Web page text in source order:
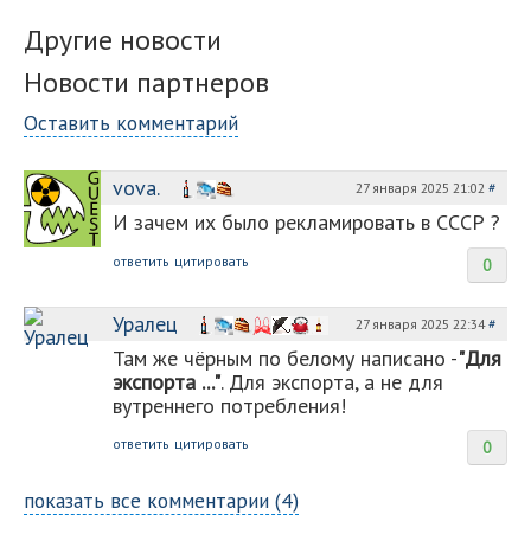
Другие новости
Новости партнеров
Оставить комментарий
vova. 27 января 2025 21:02 #
И зачем их было рекламировать в СССР ?
0
ответить цитировать
Уралец 27 января 2025 22:34#
Там же чёрным по белому написано -"Для
экспорта ...". Для экспорта, а не для
вутреннего потребления!
0
ответить цитировать
показать все комментарии (4)